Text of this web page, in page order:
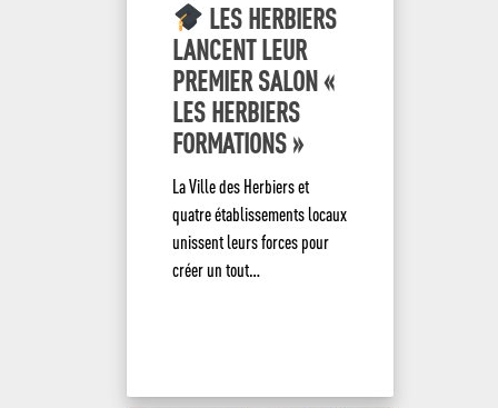
LES HERBIERS
LANCENT LEUR
PREMIER SALON «
LES HERBIERS
FORMATIONS »
La Ville des Herbiers et
quatre établissements locaux
unissent leurs forces pour
créer un tout…